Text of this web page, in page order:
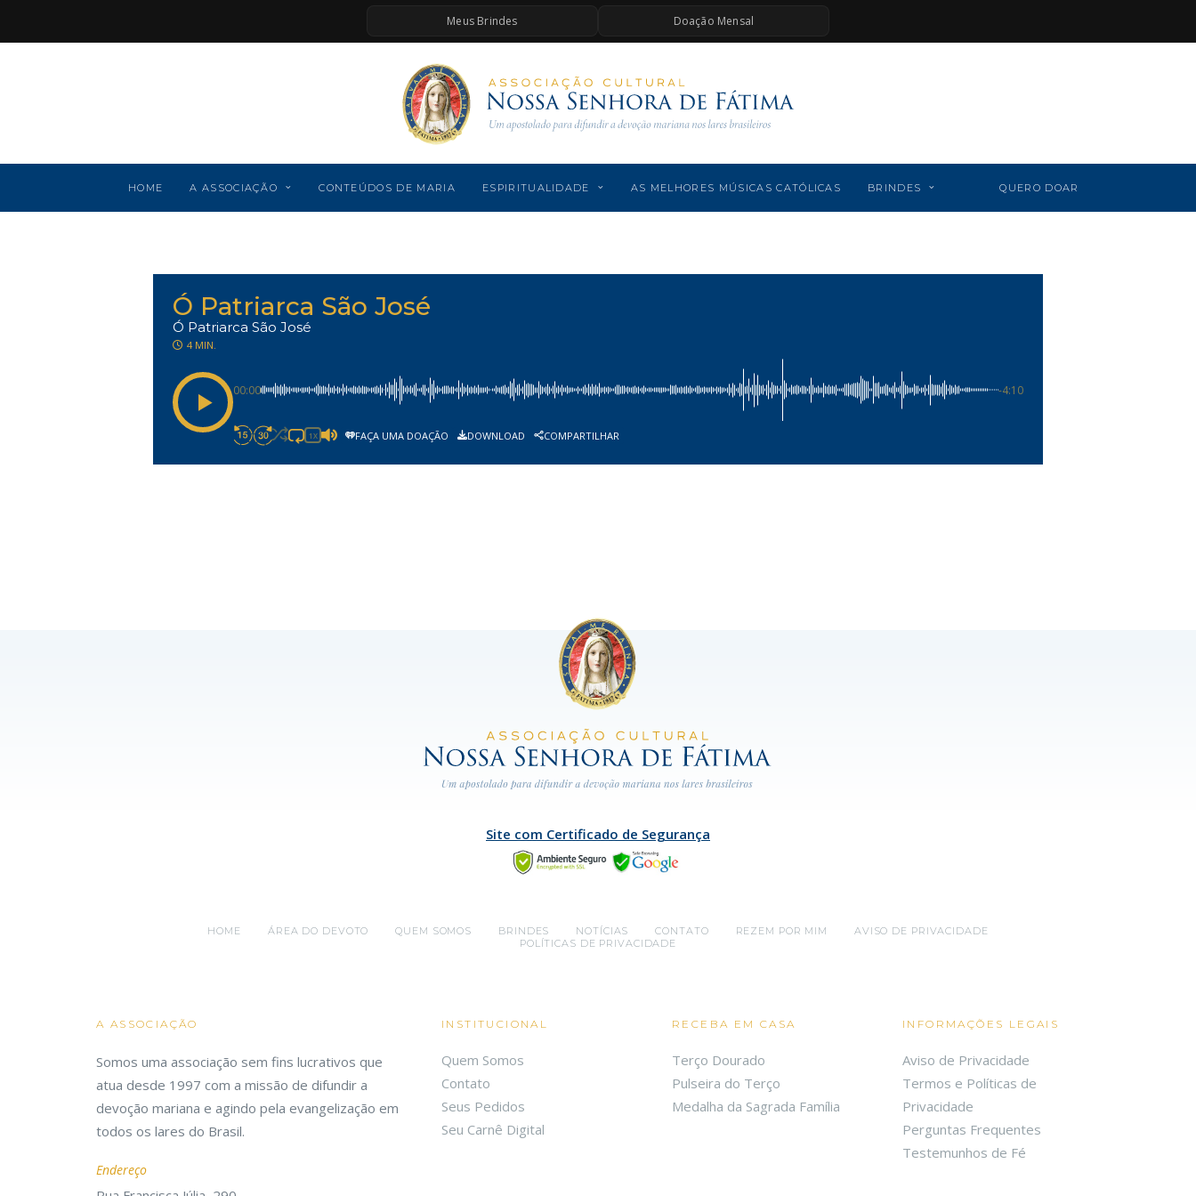
Meus Brindes Doação Mensal
HOME A ASSOCIAÇÃO CONTEÚDOS DE MARIA ESPIRITUALIDADE AS MELHORES MÚSICAS CATÓLICAS BRINDES QUERO DOAR
Ó Patriarca São José
Ó Patriarca São José
4 MIN.
00:00 -4:10
1X FAÇA UMA DOAÇÃO DOWNLOAD COMPARTILHAR
Site com Certificado de Segurança
HOME ÁREA DO DEVOTO QUEM SOMOS BRINDES NOTÍCIAS CONTATO REZEM POR MIM
AVISO DE PRIVACIDADE
POLÍTICAS DE PRIVACIDADE
A ASSOCIAÇÃO
Somos uma associação sem fins lucrativos que
atua desde 1997 com a missão de difundir a
devoção mariana e agindo pela evangelização em
todos os lares do Brasil.
Endereço
INSTITUCIONAL
Quem Somos
Contato
Seus Pedidos
Seu Carnê Digital
RECEBA EM CASA
Terço Dourado
Pulseira do Terço
Medalha da Sagrada Família
INFORMAÇÕES LEGAIS
Aviso de Privacidade
Termos e Políticas de
Privacidade
Perguntas Frequentes
Testemunhos de Fé